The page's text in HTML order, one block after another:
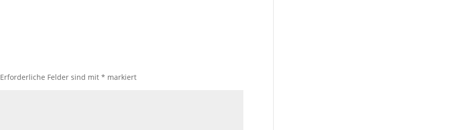
Erforderliche Felder sind mit* markiert